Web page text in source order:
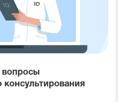
вопросы
консультирования